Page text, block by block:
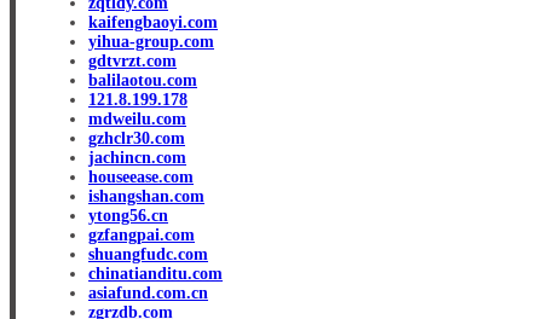
kaifengbaoyi.com
yihua-group.com
gdtvrzt.com
balilaotou.com
121.8.199.178
mdweilu.com
gzhclr30.com
jachincn.com
houseease.com
ishangshan.com
ytong56.cn
gzfangpai.com
shuangfudc.com
chinatianditu.com
asiafund.com.cn
zgrzdb.com